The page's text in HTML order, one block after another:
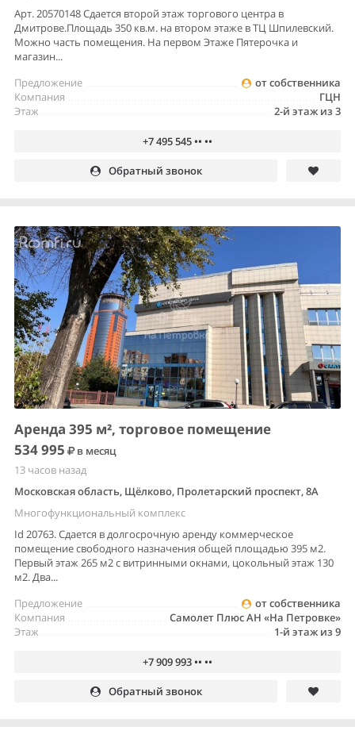
Арт. 20570148 Сдается второй этаж торгового центра в
Дмитрове.Площадь 350 кв.м. на втором этаже в ТЦ Шпилевский.
Можно часть помещения. На первом Этаже Пятерочка и
магазин...
от собственника
Предложение
ГЦН
Компания
2-й этаж из 3
Этаж
+7 495 545 •• ••
Обратный звонок
Аренда 395 м², торговое помещение
534 995
в месяц
13 часов назад
Московская область, Щёлково, Пролетарский проспект, 8А
Многофункциональный комплекс
Id 20763. Сдается в долгосрочную аренду коммерческое
помещение свободного назначения общей площадью 395 м2.
Первый этаж 265 м2 с витринными окнами, цокольный этаж 130
м2. Два...
от собственника
Предложение
Самолет Плюс АН «На Петровке»
Компания
1-й этаж из 9
Этаж
+7 909 993 •• ••
Обратный звонок